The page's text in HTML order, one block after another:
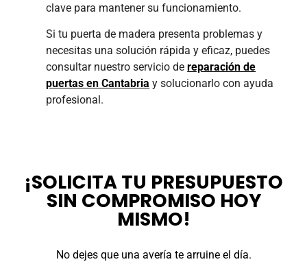
clave para mantener su funcionamiento.
Si tu puerta de madera presenta problemas y
necesitas una solución rápida y eficaz, puedes
consultar nuestro servicio dereparación de
puertas en Cantabria y solucionarlo con ayuda
profesional.
¡SOLICITA TU PRESUPUESTO
SIN COMPROMISO HOY
MISMO!
No dejes que una avería te arruine el día.